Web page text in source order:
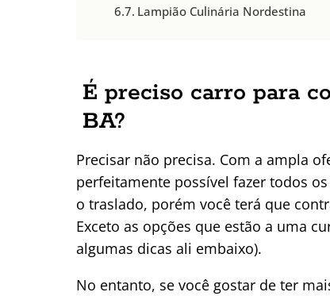
Lampião Culinária Nordestina
É preciso carro para
BA?
Precisar não precisa. Com a ampla
perfeitamente possível fazer todos
o traslado, porém você terá que
Exceto as opções que estão a uma
algumas dicas ali embaixo).
No entanto, se você gostar de ter